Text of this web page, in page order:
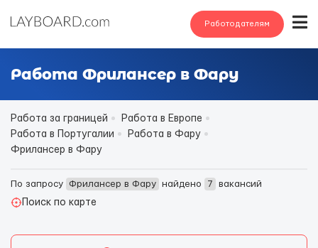
Работодателям
Работа Фрилансер в Фару
Работа за границей
Работа в Европе
Работа в Португалии
Работа в Фару
Фрилансер в Фару
По запросу Фрилансер в Фару найдено 7
вакансий
Поиск по карте